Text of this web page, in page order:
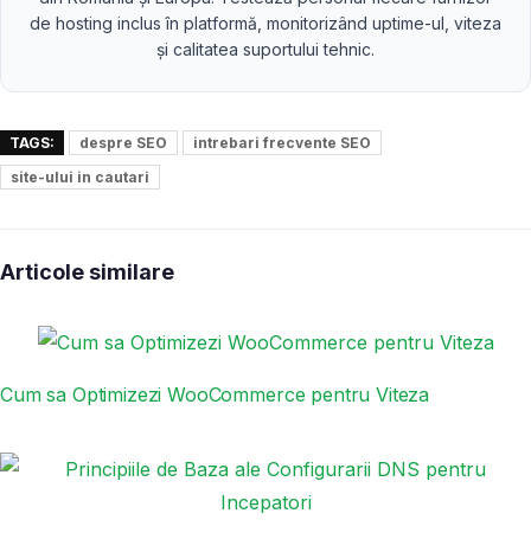
de hosting inclus în platformă, monitorizând uptime-ul, viteza
și calitatea suportului tehnic.
TAGS: despre SEO
intrebari frecvente SEO
site-ului in cautari
Articole similare
Cum sa Optimizezi WooCommerce pentru Viteza